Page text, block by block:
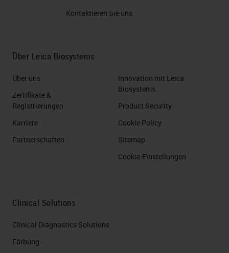
Kontaktieren Sie uns
Über Leica Biosystems
Über uns
Zertifikate &
Registrierungen
Karriere
Partnerschaften
Innovation mit Leica
Biosystems
Product Security
Cookie Policy
Sitemap
Cookie-Einstellungen
Clinical Solutions
Clinical Diagnostics Solutions
Färbung